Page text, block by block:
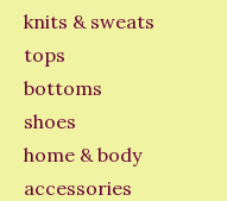
knits & sweats
tops
bottoms
shoes
home & body
accessories